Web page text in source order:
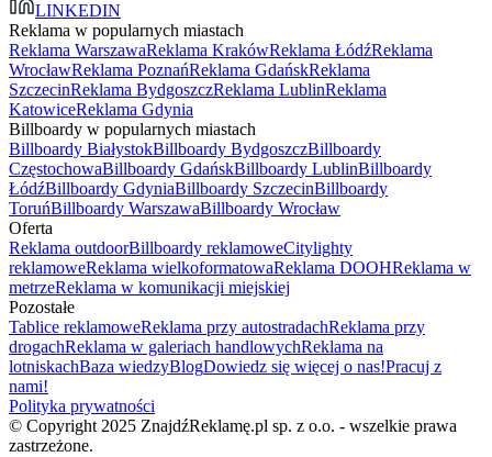
LINKEDIN
Reklama w popularnych miastach
Reklama WarszawaReklama KrakówReklama ŁódźReklama
WrocławReklama PoznańReklama GdańskReklama
SzczecinReklama BydgoszczReklama LublinReklama
KatowiceReklama Gdynia
Billboardy w popularnych miastach
Billboardy BiałystokBillboardy BydgoszczBillboardy
CzęstochowaBillboardy GdańskBillboardy LublinBillboardy
ŁódźBillboardy GdyniaBillboardy SzczecinBillboardy
ToruńBillboardy WarszawaBillboardy Wrocław
Oferta
Reklama outdoorBillboardy reklamoweCitylighty
reklamoweReklama wielkoformatowaReklama DOOHReklama w
metrzeReklama w komunikacji miejskiej
Pozostałe
Tablice reklamoweReklama przy autostradachReklama przy
drogachReklama w galeriach handlowychReklama na
lotniskachBaza wiedzyBlogDowiedz się więcej o nas!Pracuj z
nami!
Polityka prywatności
© Copyright 2025 ZnajdźReklamę.pl sp. z o.o. - wszelkie prawa
zastrzeżone.